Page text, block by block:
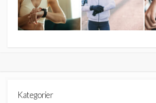
Kategorier